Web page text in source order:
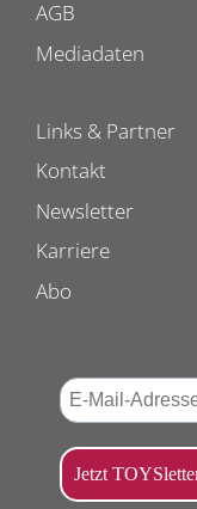
AGB
Mediadaten
Links & Partner
Kontakt
Newsletter
Karriere
Abo